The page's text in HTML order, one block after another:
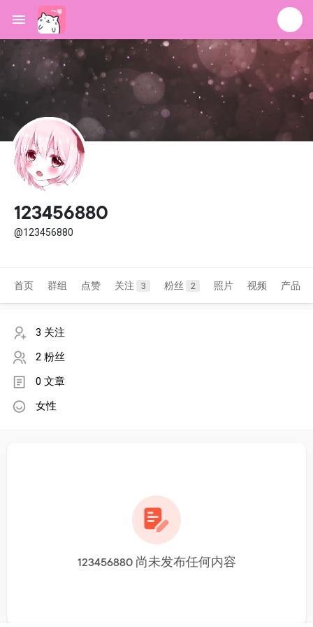
123456880
@123456880
首页 群组 点赞 关注 3 粉丝 2 照片 视频 产品
3 关注
2 粉丝
0 文章
女性
123456880 尚未发布任何内容